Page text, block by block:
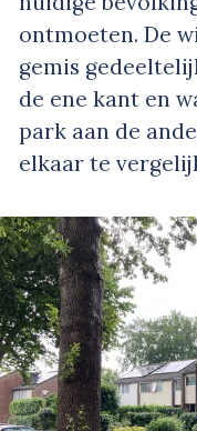
ontmoeten. De
gemis
de ene kant en
park aan de
elkaar te